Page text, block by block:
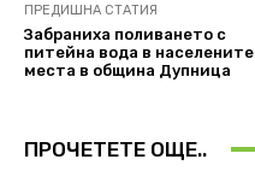
ПРЕДИШНА СТАТИЯ
Забраниха поливането с
питейна вода в населените
места в община Дупница
ПРОЧЕТЕТЕ ОЩЕ..